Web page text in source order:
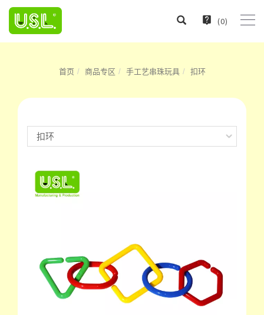
(0)
首页 商品专区 手工艺串珠玩具 扣环